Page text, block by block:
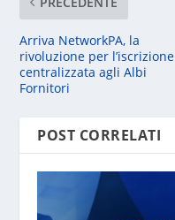
Arriva NetworkPA, la
rivoluzione per l’iscrizione
centralizzata agli Albi
Fornitori
POST CORRELATI